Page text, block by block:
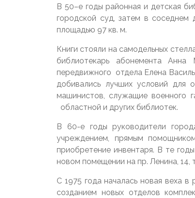
В 50–е годы районная и детская
городской суд, затем в
площадью 97 кв. м.
Книги стояли на самодельных
библиотекарь абонемента Анна
передвижного отдела Елена
добивались лучших условий для
машинистов, служащие военного
областной и других библиотек.
В 60-е годы руководители
учреждением, прямым
приобретение инвентаря. В те
новом помещении на пр. Ленина, 14,
С 1975 года началась новая веха в
созданием новых отделов